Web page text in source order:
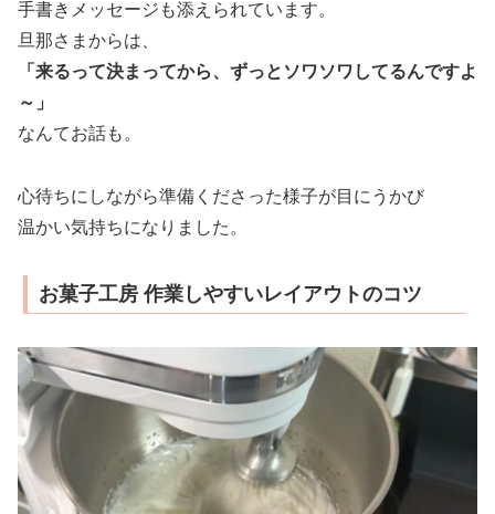
手書きメッセージも添えられています。
旦那さまからは、
「来るって決まってから、ずっとソワソワしてるんですよ
～」
なんてお話も。
心待ちにしながら準備くださった様子が目にうかび
温かい気持ちになりました。
お菓子工房 作業しやすいレイアウトのコツ